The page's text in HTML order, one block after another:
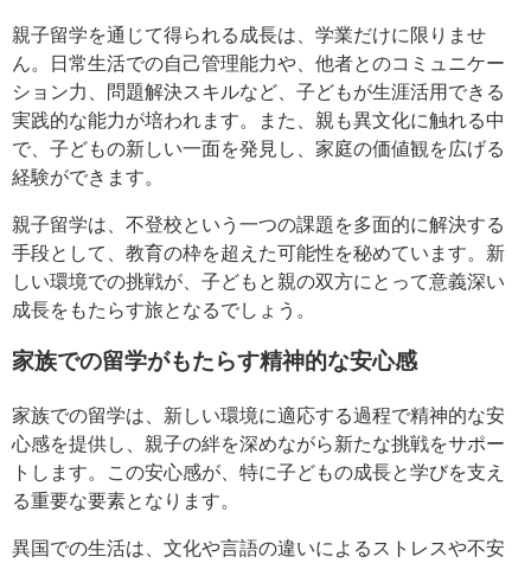
親子留学を通じて得られる成長は、学業だけに限りませ
ん。日常生活での自己管理能力や、他者とのコミュニケー
ション力、問題解決スキルなど、子どもが生涯活用できる
実践的な能力が培われます。また、親も異文化に触れる中
で、子どもの新しい一面を発見し、家庭の価値観を広げる
経験ができます。
親子留学は、不登校という一つの課題を多面的に解決する
手段として、教育の枠を超えた可能性を秘めています。新
しい環境での挑戦が、子どもと親の双方にとって意義深い
成長をもたらす旅となるでしょう。
家族での留学がもたらす精神的な安心感
家族での留学は、新しい環境に適応する過程で精神的な安
心感を提供し、親子の絆を深めながら新たな挑戦をサポー
トします。この安心感が、特に子どもの成長と学びを支え
る重要な要素となります。
異国での生活は、文化や言語の違いによるストレスや不安